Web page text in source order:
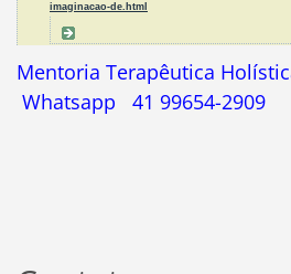
imaginacao-de.html
Mentoria Terapêutica
Whatsapp 41 99654-2909